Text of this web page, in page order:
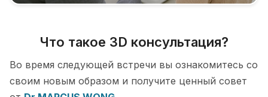
Что такое 3D консультация?
Во время следующей встречи вы ознакомитесь со
своим новым образом и получите ценный совет